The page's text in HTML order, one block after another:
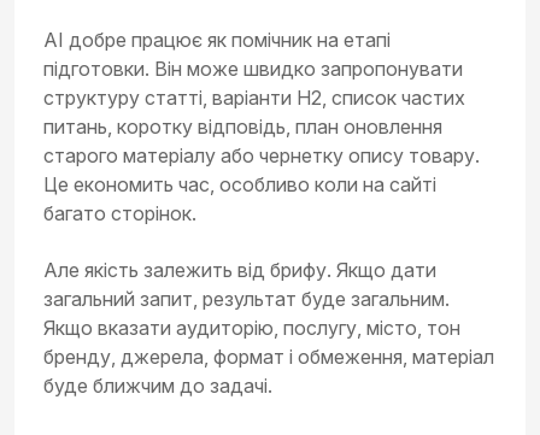
AI добре працює як помічник на етапі
підготовки. Він може швидко запропонувати
структуру статті, варіанти H2, список частих
питань, коротку відповідь, план оновлення
старого матеріалу або чернетку опису товару.
Це економить час, особливо коли на сайті
багато сторінок.
Але якість залежить від брифу. Якщо дати
загальний запит, результат буде загальним.
Якщо вказати аудиторію, послугу, місто, тон
бренду, джерела, формат і обмеження, матеріал
буде ближчим до задачі.